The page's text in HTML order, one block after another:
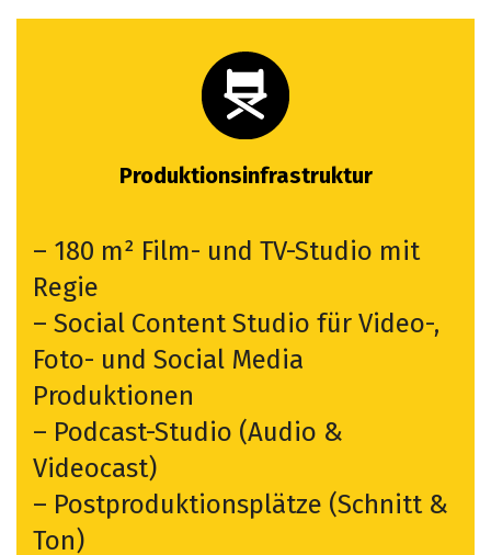
Produktionsinfrastruktur
– 180 m² Film- und TV-Studio mit
Regie
– Social Content Studio für Video-,
Foto- und Social Media
Produktionen
– Podcast-Studio (Audio &
Videocast)
– Postproduktionsplätze (Schnitt &
Ton)